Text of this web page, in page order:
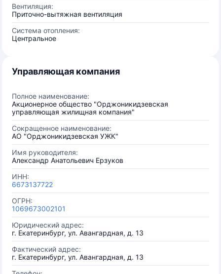
Вентиляция:
Приточно-вытяжная вентиляция
Система отопления:
Центральное
Управляющая компания
Полное наименование:
Акционерное общество "Орджоникидзевская
управляющая жилищная компания"
Сокращенное наименование:
АО "Орджоникидзевская УЖК"
Имя руководителя:
Александр Анатольевич Ерзуков
ИНН:
6673137722
ОГРН:
1069673002101
Юридический адрес:
г. Екатеринбург, ул. Авангардная, д. 13
Фактический адрес:
г. Екатеринбург, ул. Авангардная, д. 13